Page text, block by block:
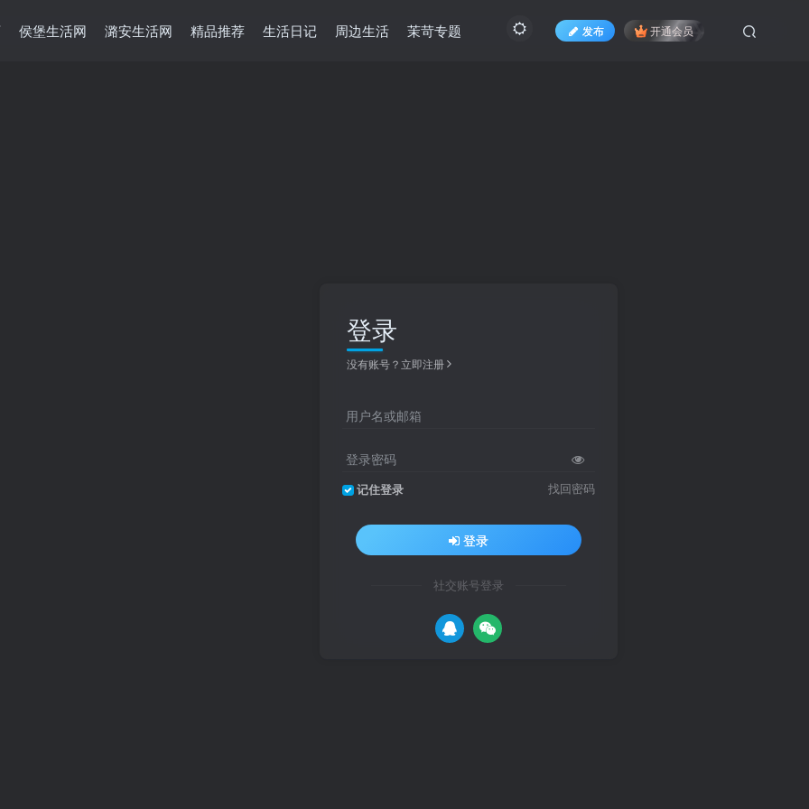
发布 开通会员
侯堡生活网 潞安生活网 精品推荐 生活日记 周边生活 茉苛专题
登录
没有账号？立即注册
用户名或邮箱
登录密码
记住登录 找回密码
登录
社交账号登录